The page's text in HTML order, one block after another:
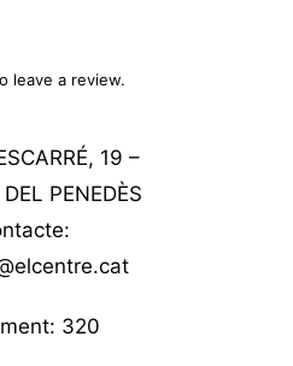
leave a review.
19 –
PENEDÈS
320